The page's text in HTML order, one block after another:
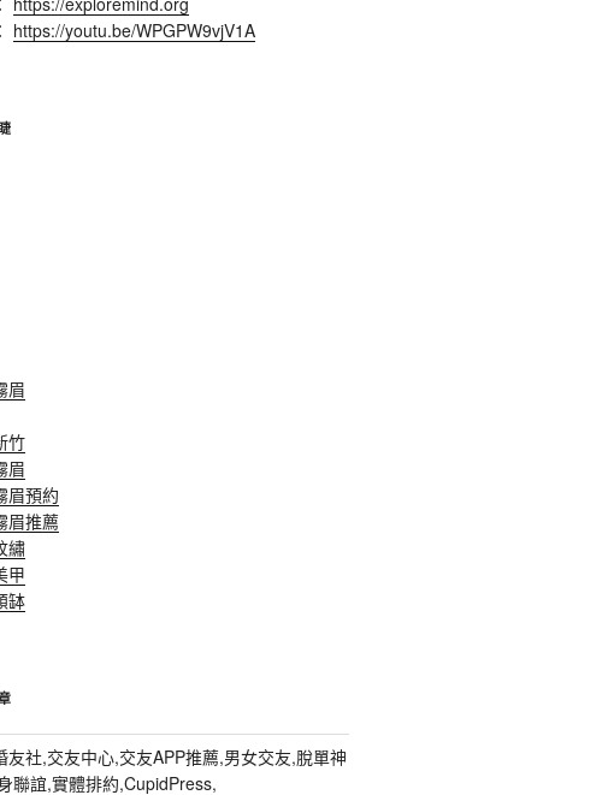
https://youtu.be/WPGPW9vjV1A
眉
竹
眉
眉預約
眉推薦
繡
甲
缽
友社,交友中心,交友APP推薦,男女交友,脫單神
聯誼,實體排約,CupidPress,